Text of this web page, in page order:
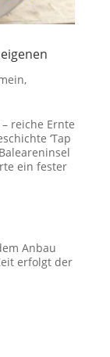
,
reiche Ernte
‘Tap
ein fester
Anbau
erfolgt der